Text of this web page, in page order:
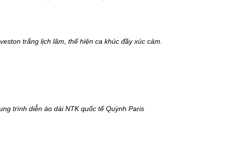
trắng lịch lãm, thể hiện ca khúc đầy xúc cảm.
trình diễn áo dài NTK quốc tế Quỳnh Paris